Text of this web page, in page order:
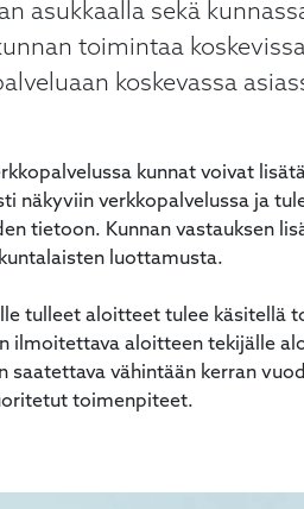
asukkaalla sekä
toimintaa
koskevassa
kunnat voivat
näkyviin verkkopalvelussa ja
tietoon. Kunnan vastauksen
luottamusta.
tulleet aloitteet tulee käsitellä
ilmoitettava aloitteen tekijälle
saatettava vähintään kerran
toimenpiteet.